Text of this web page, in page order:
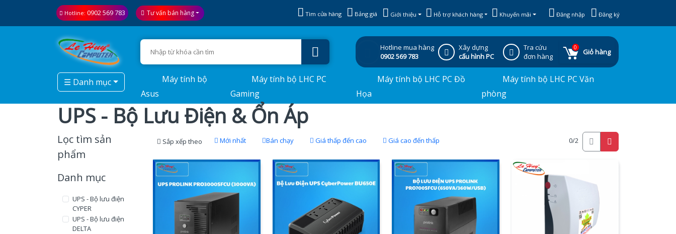
Hotline: 0902 569 783 Tư vấn bán hàng Tìm cửa hàng Bảng giá Giới thiệu Hỗ trợ khách hàng Khuyến mãi Đăng nhập Đăng ký
Hotline mua hàng
0902 569 783
Xây dựng
cấu hình PC
Tra cứu
đơn hàng
0
Giỏ hàng
☰ Danh mục
Máy tính bộ
Asus
Máy tính bộ LHC PC
Gaming
Máy tính bộ LHC PC Đồ
Họa
Máy tính bộ LHC PC Văn
phòng
UPS - Bộ Lưu Điện & Ổn Áp
Lọc tìm sản
phẩm
Danh mục
UPS - Bộ lưu điện
CYPER
UPS - Bộ lưu điện
DELTA
Sắp xếp theo Mới nhất Bán chạy Giá thấp đến cao Giá cao đến thấp 0/2